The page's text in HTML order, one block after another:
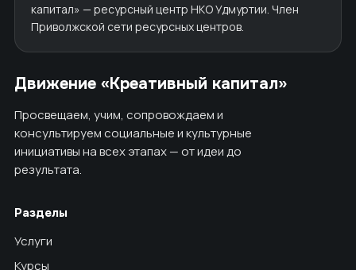
капитал» — ресурсный центр НКО Удмуртии. Член
Приволжской сети ресурсных центров.
Движение «Креативный капитал»
Просвещаем, учим, сопровождаем и
консультируем социальные и культурные
инициативы на всех этапах — от идеи до
результата.
Разделы
Услуги
Курсы